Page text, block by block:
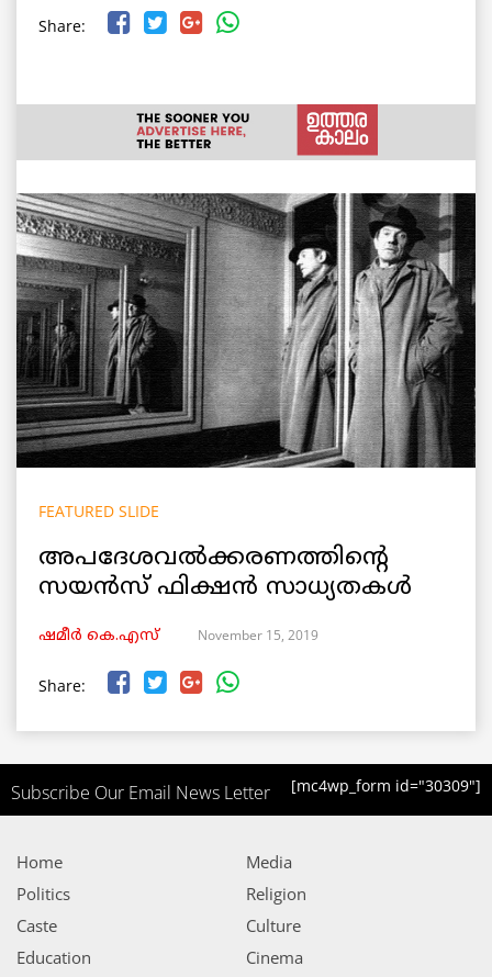
Share:
FEATURED SLIDE
അപദേശവൽക്കരണത്തിന്റെ
സയന്‍സ്‌ ഫിക്ഷൻ സാധ്യതകൾ
ഷമീര്‍ കെ.എസ് November 15, 2019
Share:
Subscribe Our Email News Letter [mc4wp_form id="30309"]
Home
Politics
Caste
Education
Media
Religion
Culture
Cinema